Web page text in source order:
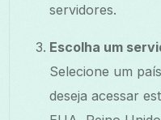
servidores.
Escolha um
Selecione um
deseja acessar